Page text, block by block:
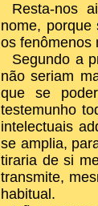
Resta-nos
nome, porque
os fenômenos
Segundo a
não seriam
que se
testemunho
intelectuais
se amplia,
tiraria de si
transmite,
habitual.